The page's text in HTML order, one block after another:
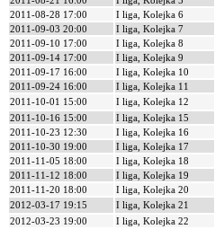
2011-08-28 17:00
I liga, Kolejka 6
2011-09-03 20:00
I liga, Kolejka 7
2011-09-10 17:00
I liga, Kolejka 8
2011-09-14 17:00
I liga, Kolejka 9
2011-09-17 16:00
I liga, Kolejka 10
2011-09-24 16:00
I liga, Kolejka 11
2011-10-01 15:00
I liga, Kolejka 12
2011-10-16 15:00
I liga, Kolejka 15
2011-10-23 12:30
I liga, Kolejka 16
2011-10-30 19:00
I liga, Kolejka 17
2011-11-05 18:00
I liga, Kolejka 18
2011-11-12 18:00
I liga, Kolejka 19
2011-11-20 18:00
I liga, Kolejka 20
2012-03-17 19:15
I liga, Kolejka 21
2012-03-23 19:00
I liga, Kolejka 22